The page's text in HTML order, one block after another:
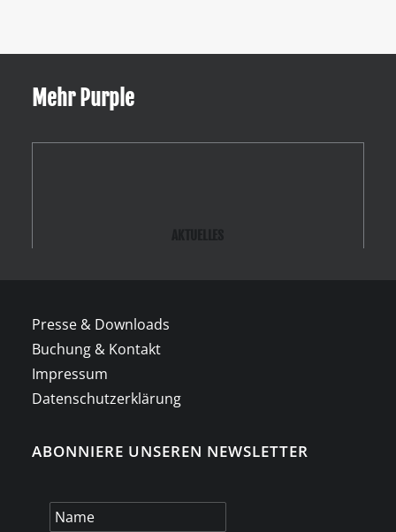
Mehr Purple
Presse & Downloads
Buchung & Kontakt
Impressum
Datenschutzerklärung
ABONNIERE UNSEREN NEWSLETTER